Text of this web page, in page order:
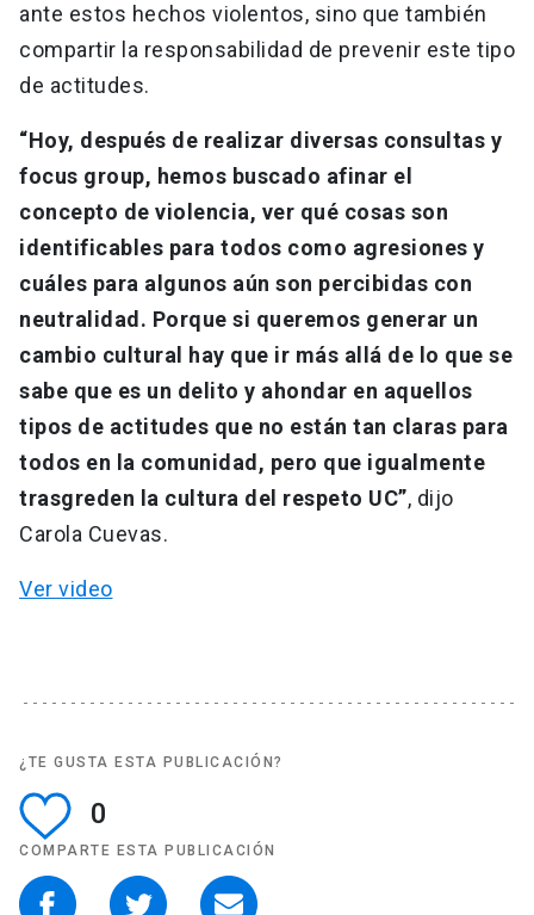
ante estos hechos violentos, sino que también
compartir la responsabilidad de prevenir este tipo
de actitudes.
“Hoy, después de realizar diversas consultas y
focus group, hemos buscado afinar el
concepto de violencia, ver qué cosas son
identificables para todos como agresiones y
cuáles para algunos aún son percibidas con
neutralidad. Porque si queremos generar un
cambio cultural hay que ir más allá de lo que se
sabe que es un delito y ahondar en aquellos
tipos de actitudes que no están tan claras para
todos en la comunidad, pero que igualmente
trasgreden la cultura del respeto UC”, dijo
Carola Cuevas.
Ver video
¿TE GUSTA ESTA PUBLICACIÓN?
0
COMPARTE ESTA PUBLICACIÓN